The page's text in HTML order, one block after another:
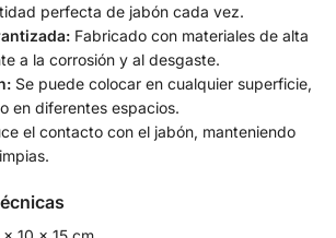
perfecta de jabón cada vez.
Fabricado con materiales de alta
a la corrosión y al desgaste.
Se puede colocar en cualquier superficie,
en diferentes espacios.
el contacto con el jabón, manteniendo